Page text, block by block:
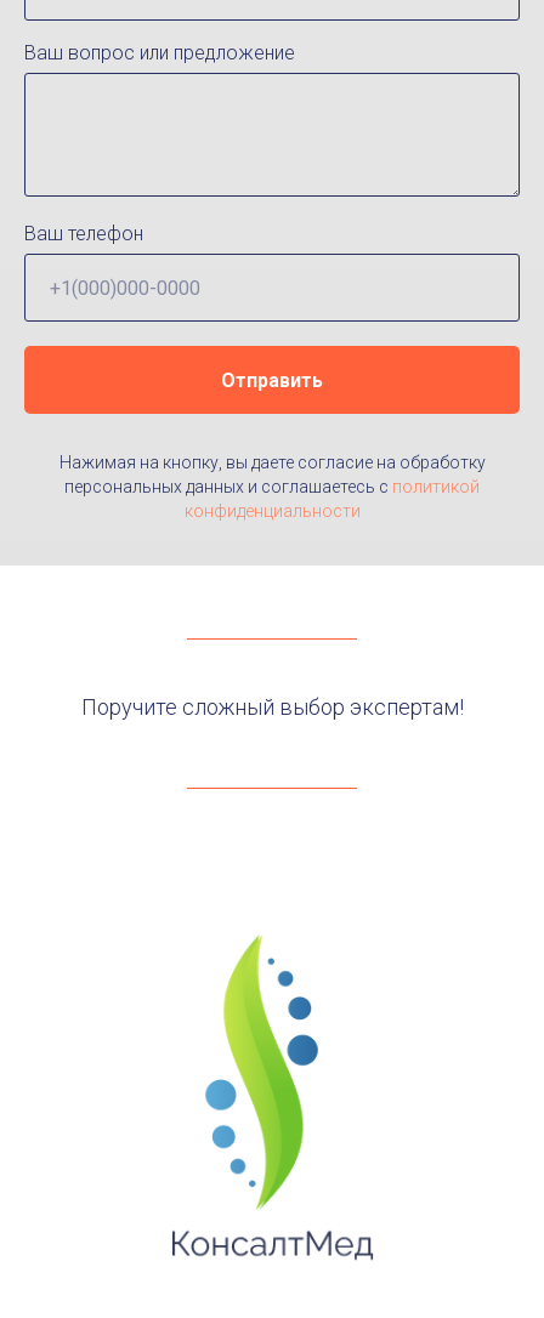
Ваш вопрос или предложение
Ваш телефон
Отправить
Нажимая на кнопку, вы даете согласие на обработку
персональных данных и соглашаетесь c политикой
конфиденциальности
Поручите сложный выбор экспертам!